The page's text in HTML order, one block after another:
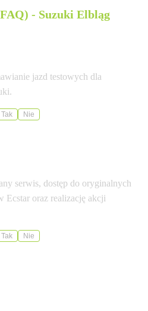
- Suzuki Elbląg
jazd testowych dla
Tak Nie
serwis, dostęp do oryginalnych
Ecstar oraz realizację akcji
Tak Nie